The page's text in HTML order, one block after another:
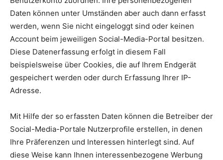
Daten können unter Umständen aber auch dann erfasst
werden, wenn Sie nicht eingeloggt sind oder keinen
Account beim jeweiligen Social-Media-Portal besitzen.
Diese Datenerfassung erfolgt in diesem Fall
beispielsweise über Cookies, die auf Ihrem Endgerät
gespeichert werden oder durch Erfassung Ihrer IP-
Adresse.
Mit Hilfe der so erfassten Daten können die Betreiber der
Social-Media-Portale Nutzerprofile erstellen, in denen
Ihre Präferenzen und Interessen hinterlegt sind. Auf
diese Weise kann Ihnen interessenbezogene Werbung